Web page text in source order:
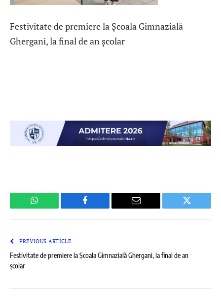
Festivitate de premiere la Școala Gimnazială
Ghergani, la final de an școlar
WhatsApp Facebook Email Twitter
PREVIOUS ARTICLE
Festivitate de premiere la Școala Gimnazială Ghergani, la final de an
școlar